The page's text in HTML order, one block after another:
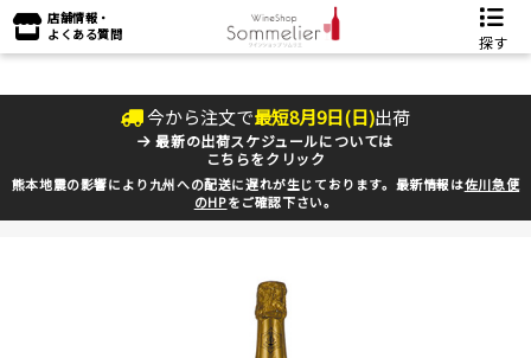
店舗情報・
よくある質問
探す
今から注文で最短8月9日(日)出荷
最新の出荷スケジュールについては
こちらをクリック
熊本地震の影響により九州への配送に遅れが生じております。最新情報は佐川急便
のHPをご確認下さい。